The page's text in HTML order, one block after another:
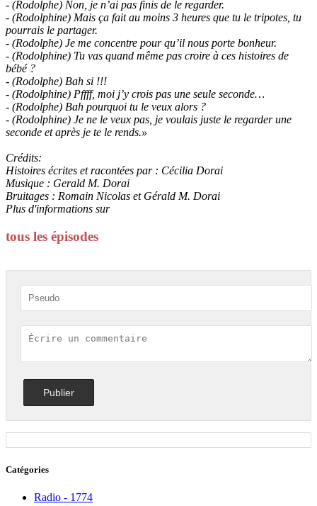
- (Rodolphe) Non, je n’ai pas finis de le regarder.
- (Rodolphine) Mais ça fait au moins 3 heures que tu le tripotes, tu
pourrais le partager.
- (Rodolphe) Je me concentre pour qu’il nous porte bonheur.
- (Rodolphine) Tu vas quand même pas croire à ces histoires de
bébé ?
- (Rodolphe) Bah si !!!
- (Rodolphine) Pffff, moi j’y crois pas une seule seconde…
- (Rodolphe) Bah pourquoi tu le veux alors ?
- (Rodolphine) Je ne le veux pas, je voulais juste le regarder une
seconde et après je te le rends.»
Crédits:
Histoires écrites et racontées par : Cécilia Dorai
Musique : Gerald M. Dorai
Bruitages : Romain Nicolas et Gérald M. Dorai
Plus d'informations sur
tous les épisodes
Catégories
Radio - 1774